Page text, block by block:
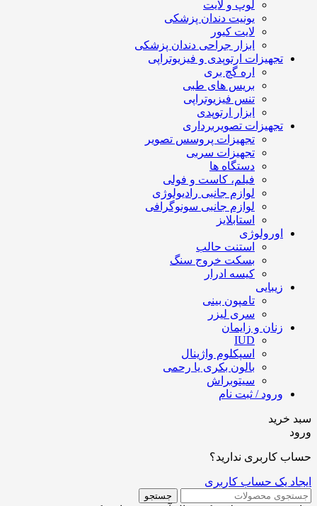
لوپ و لایت
یونیت دندان پزشکی
لایت کیور
ابزار جراحی دندان پزشکی
تجهیزات ارتوپدی و فیزیوتراپی
اره گچ بری
بریس های طبی
تنس فیزیوتراپی
ابزار ارتوپدی
تجهیزات تصویربرداری
تجهیزات پروسس تصویر
تجهیزات سربی
دستگاه ها
فیلم، کاست و فولی
لوازم جانبی رادیولوژی
لوازم جانبی سونوگرافی
استابلایز
اورولوژی
استنت حالب
بسکت خروج سنگ
کیسه ادرار
زیبایی
تامپون بینی
سری لیزر
زنان و زایمان
IUD
اسپکلوم واژینال
بالون بکری یا رحمی
سیتوبراش
ورود / ثبت نام
سبد خرید
ورود
حساب کاربری ندارید؟
ایجاد یک حساب کاربری
جستجو